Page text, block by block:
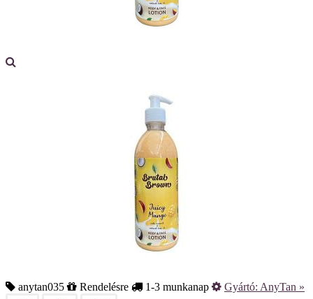
anytan035 Rendelésre 1-3 munkanap Gyártó: AnyTan »